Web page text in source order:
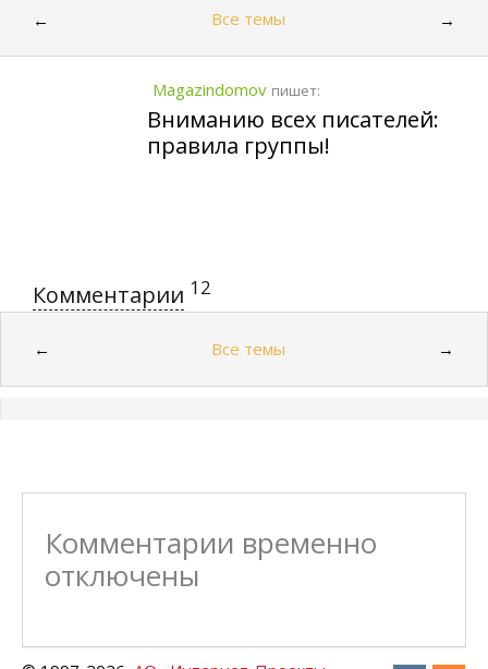
← Все темы →
Magazindomov пишет:
Вниманию всех писателей:
правила группы!
Комментарии 12
← Все темы →
Комментарии временно
отключены